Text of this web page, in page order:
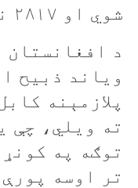
شوي او ۲۸۱۷ نور تنه ټپيان شوي دي.
د افغانستان
وياند ذبيح
پلازمېنه
ته ويلي، چې
توګه په